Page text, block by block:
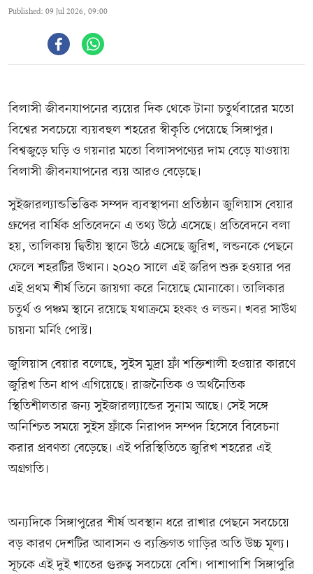
Published: 09 Jul 2026, 09:00
বিলাসী জীবনযাপনের ব্যয়ের দিক থেকে টানা চতুর্থবারের মতো
বিশ্বের সবচেয়ে ব্যয়বহুল শহরের স্বীকৃতি পেয়েছে সিঙ্গাপুর।
বিশ্বজুড়ে ঘড়ি ও গয়নার মতো বিলাসপণ্যের দাম বেড়ে যাওয়ায়
বিলাসী জীবনযাপনের ব্যয় আরও বেড়েছে।
সুইজারল্যান্ডভিত্তিক সম্পদ ব্যবস্থাপনা প্রতিষ্ঠান জুলিয়াস বেয়ার
গ্রুপের বার্ষিক প্রতিবেদনে এ তথ্য উঠে এসেছে। প্রতিবেদনে বলা
হয়, তালিকায় দ্বিতীয় স্থানে উঠে এসেছে জুরিখ, লন্ডনকে পেছনে
ফেলে শহরটির উত্থান। ২০২০ সালে এই জরিপ শুরু হওয়ার পর
এই প্রথম শীর্ষ তিনে জায়গা করে নিয়েছে মোনাকো। তালিকার
চতুর্থ ও পঞ্চম স্থানে রয়েছে যথাক্রমে হংকং ও লন্ডন। খবর সাউথ
চায়না মর্নিং পোস্ট।
জুলিয়াস বেয়ার বলেছে, সুইস মুদ্রা ফ্রাঁ শক্তিশালী হওয়ার কারণে
জুরিখ তিন ধাপ এগিয়েছে। রাজনৈতিক ও অর্থনৈতিক
স্থিতিশীলতার জন্য সুইজারল্যান্ডের সুনাম আছে। সেই সঙ্গে
অনিশ্চিত সময়ে সুইস ফ্রাঁকে নিরাপদ সম্পদ হিসেবে বিবেচনা
করার প্রবণতা বেড়েছে। এই পরিস্থিতিতে জুরিখ শহরের এই
অগ্রগতি।
অন্যদিকে সিঙ্গাপুরের শীর্ষ অবস্থান ধরে রাখার পেছনে সবচেয়ে
বড় কারণ দেশটির আবাসন ও ব্যক্তিগত গাড়ির অতি উচ্চ মূল্য।
সূচকে এই দুই খাতের গুরুত্ব সবচেয়ে বেশি। পাশাপাশি সিঙ্গাপুরি